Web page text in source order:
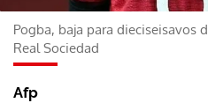
Pogba, baja para dieciseisavos
Real Sociedad
Afp